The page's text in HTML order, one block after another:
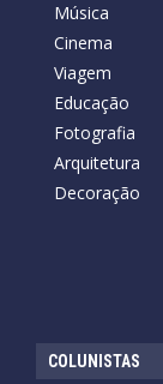
Música
Cinema
Viagem
Educação
Fotografia
Arquitetura
Decoração
COLUNISTAS